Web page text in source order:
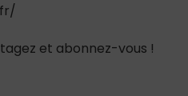
et abonnez-vous !